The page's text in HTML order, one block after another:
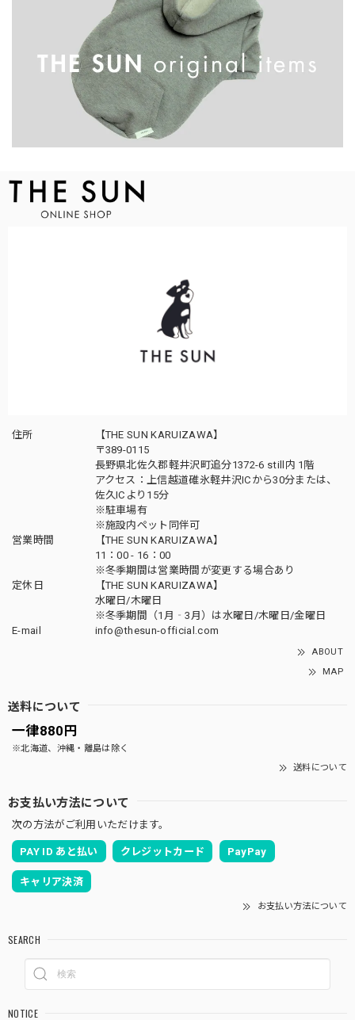
住所
【THE SUN KARUIZAWA】
〒389-0115
長野県北佐久郡軽井沢町追分1372-6 still内 1階
アクセス：上信越道碓氷軽井沢ICから30分または、
佐久ICより15分
※駐車場有
※施設内ペット同伴可
営業時間
【THE SUN KARUIZAWA】
11：00 - 16：00
※冬季期間は営業時間が変更する場合あり
定休日
【THE SUN KARUIZAWA】
水曜日/木曜日
※冬季期間（1月‐3月）は水曜日/木曜日/金曜日
E-mail
info@thesun-official.com
ABOUT
MAP
送料について
一律880円
※北海道、沖縄・離島は除く
送料について
お支払い方法について
次の方法がご利用いただけます。
PAY ID あと払い クレジットカード PayPay
キャリア決済
お支払い方法について
SEARCH
NOTICE